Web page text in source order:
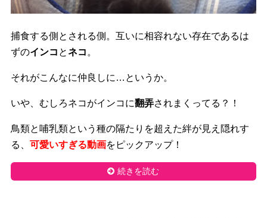
捕食する側とされる側。互いに相容れない存在であるは
ずのインコ とネコ 。
それがこんなに仲良しに…というか。
いや、むしろネコがインコに翻弄されまくってる？！
鳥類と哺乳類という種の隔たりを超えた絆が見え隠れす
る、可愛いすぎる動画をピックアップ！
続きを読む